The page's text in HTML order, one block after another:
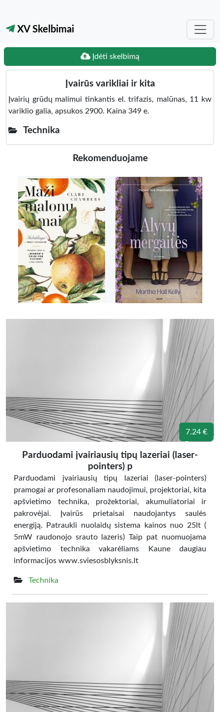
XV Skelbimai
Įdėti skelbimą
Įvairūs varikliai ir kita
Įvairių grūdų malimui tinkantis el. trifazis, malūnas, 11 kw
variklio galia, apsukos 2900. Kaina 349 e.
Technika
Rekomenduojame
7.24 €
Parduodami įvairiausių tipų lazeriai (laser-
pointers) p
Parduodami įvairiausių tipų lazeriai (laser-pointers)
pramogai ar profesonaliam naudojimui, projektoriai, kita
apšvietimo technika, prožektoriai, akumuliatoriai ir
pakrovėjai. Įvairūs prietaisai naudojantys saulės
energiją. Patraukli nuolaidų sistema kainos nuo 25lt (
5mW raudonojo srauto lazeris) Taip pat nuomuojama
apšvietimo technika vakarėliams Kaune daugiau
informacijos www.sviesosblyksnis.lt
Technika